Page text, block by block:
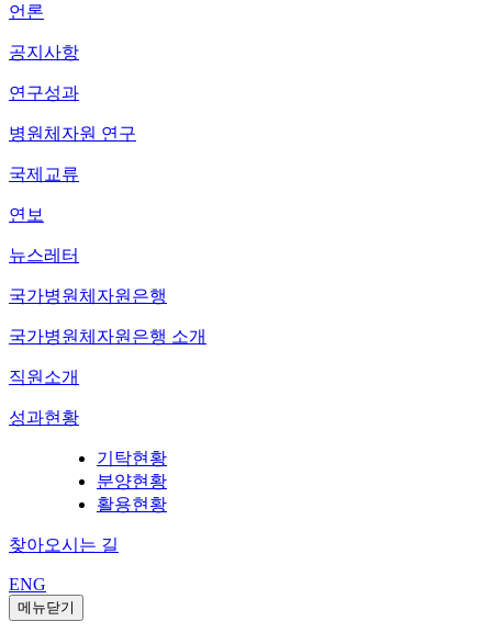
언론
공지사항
연구성과
병원체자원 연구
국제교류
연보
뉴스레터
국가병원체자원은행
국가병원체자원은행 소개
직원소개
성과현황
기탁현황
분양현황
활용현황
찾아오시는 길
ENG
메뉴닫기